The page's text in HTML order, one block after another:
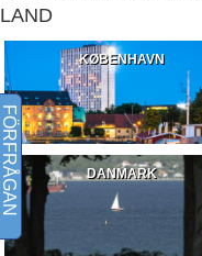
LAND
KØBENHAVN
DANMARK
FÖRFRÅGAN